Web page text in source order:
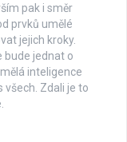
pak i směr
prvků umělé
jejich kroky.
bude jednat o
inteligence
Zdali je to